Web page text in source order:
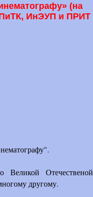
(на
ИнЭУП и ПРИТ
Великой Отечественой
другому.